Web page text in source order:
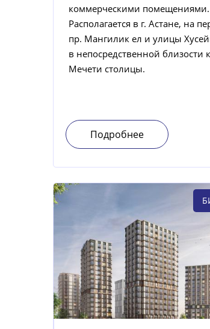
коммерческими помещениями.
Располагается в г. Астане, на
пр. Мангилик ел и улицы
в непосредственной близости
Мечети столицы.
Подробнее